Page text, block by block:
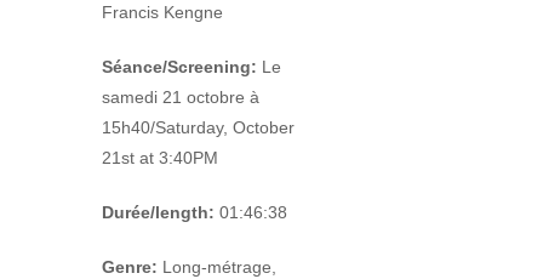
Francis Kengne
Séance/Screening: Le
samedi 21 octobre à
15h40/Saturday, October
21st at 3:40PM
Durée/length: 01:46:38
Genre: Long-métrage,